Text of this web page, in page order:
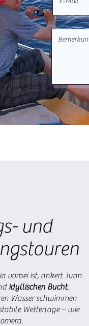
und
vorbei ist, ankert Juan
idyllischen Bucht.
Wasser schwimmen
Wetterlage – wie